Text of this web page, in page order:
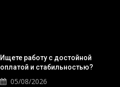
Ищете работу с достойной
оплатой и стабильностью?
05/08/2026